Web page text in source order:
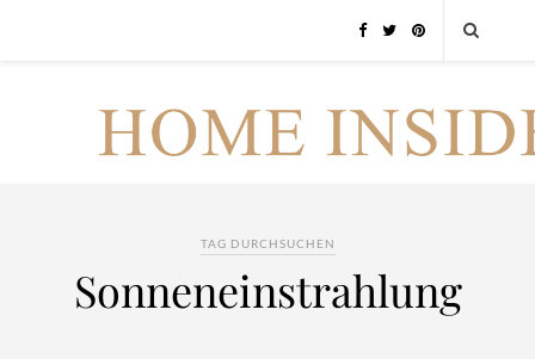
TAG DURCHSUCHEN
Sonneneinstrahlung